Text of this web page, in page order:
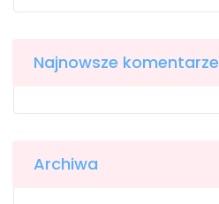
Najnowsze komentarze
Archiwa